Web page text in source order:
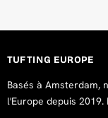
TUFTING EUROPE
Basés à Amsterdam,
l'Europe depuis